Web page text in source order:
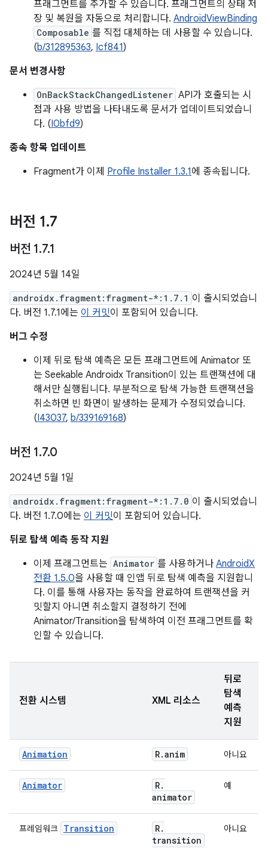
프래그먼트를 추가할 수 있습니다. 프래그먼트의 상태 저
장 및 복원을 자동으로 처리합니다. AndroidViewBinding
Composable 를 직접 대체하는 데 사용할 수 있습니다.
(b/312895363, Icf841)
문서 변경사항
OnBackStackChangedListener API가 호출되는 시
점과 사용 방법을 나타내도록 문서가 업데이트되었습니
다. (I0bfd9)
종속 항목 업데이트
Fragment가 이제 Profile Installer 1.3.1에 종속됩니다.
버전 1.7
버전 1.7.1
2024년 5월 14일
androidx.fragment:fragment-*:1.7.1 이 출시되었습니
다. 버전 1.7.1에는 이 커밋이 포함되어 있습니다.
버그 수정
이제 뒤로 탐색 예측은 모든 프래그먼트에 Animator 또
는 Seekable Androidx Transition이 있는 트랜잭션에 대
해서만 실행됩니다. 부분적으로 탐색 가능한 트랜잭션을
취소하면 빈 화면이 발생하는 문제가 수정되었습니다.
(I43037, b/339169168)
버전 1.7.0
2024년 5월 1일
androidx.fragment:fragment-*:1.7.0 이 출시되었습니
다. 버전 1.7.0에는 이 커밋이 포함되어 있습니다.
뒤로 탐색 예측 동작 지원
이제 프래그먼트는 Animator 를 사용하거나 AndroidX
전환 1.5.0을 사용할 때 인앱 뒤로 탐색 예측을 지원합니
다. 이를 통해 사용자는 동작을 완료하여 트랜잭션을 커
밋할지 아니면 취소할지 결정하기 전에
Animator/Transition을 탐색하여 이전 프래그먼트를 확
인할 수 있습니다.
전환 시스템 XML 리소스
뒤로
탐색
예측
지원
Animation R.anim 아니요
Animator R.
animator
예
프레임워크 Transition R.
transition
아니요